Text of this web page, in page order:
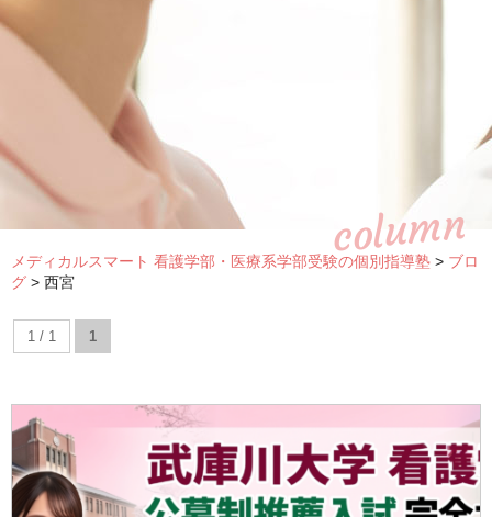
column
メディカルスマート 看護学部・医療系学部受験の個別指導塾 > ブロ
グ > 西宮
1 / 1 1